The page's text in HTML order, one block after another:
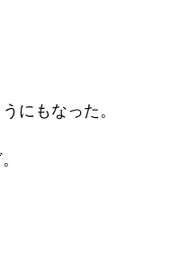
にもなった。